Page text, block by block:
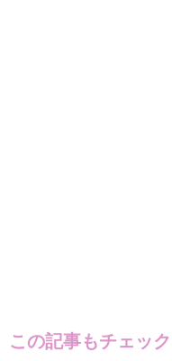
この記事もチェック